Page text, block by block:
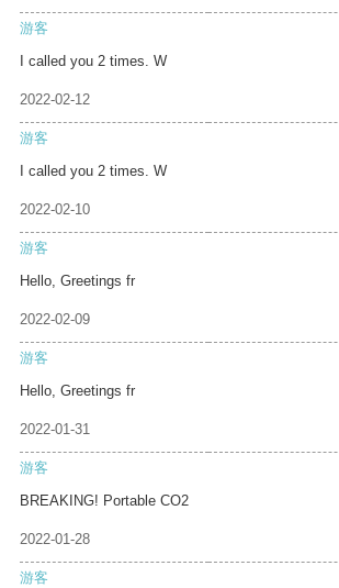
游客
I called you 2 times. W
2022-02-12
游客
I called you 2 times. W
2022-02-10
游客
Hello, Greetings fr
2022-02-09
游客
Hello, Greetings fr
2022-01-31
游客
BREAKING! Portable CO2
2022-01-28
游客